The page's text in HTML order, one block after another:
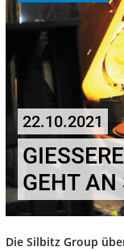
22.10.2021
EHT AN
Die Silbitz Group